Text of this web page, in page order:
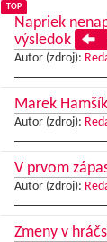
TOP
Napriek
výsledok
Autor (zdroj):
Marek
Autor (zdroj):
V prvom
Autor (zdroj):
Zmeny v